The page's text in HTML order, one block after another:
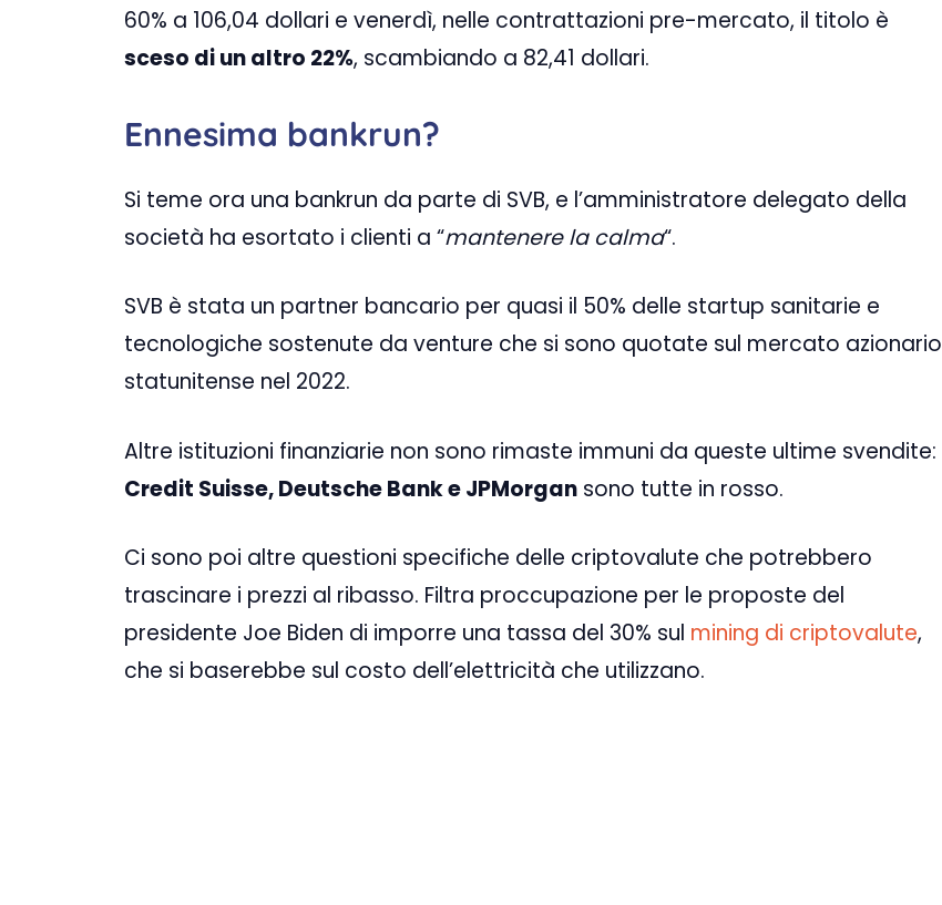
60% a 106,04 dollari e venerdì, nelle contrattazioni pre-mercato, il titolo è
sceso di un altro 22%, scambiando a 82,41 dollari.
Ennesima bankrun?
Si teme ora una bankrun da parte di SVB, e l’amministratore delegato della
società ha esortato i clienti a “mantenere la calma“.
SVB è stata un partner bancario per quasi il 50% delle startup sanitarie e
tecnologiche sostenute da venture che si sono quotate sul mercato azionario
statunitense nel 2022.
Altre istituzioni finanziarie non sono rimaste immuni da queste ultime svendite:
Credit Suisse, Deutsche Bank e JPMorgan sono tutte in rosso.
Ci sono poi altre questioni specifiche delle criptovalute che potrebbero
trascinare i prezzi al ribasso. Filtra proccupazione per le proposte del
presidente Joe Biden di imporre una tassa del 30% sul mining di criptovalute,
che si baserebbe sul costo dell’elettricità che utilizzano.